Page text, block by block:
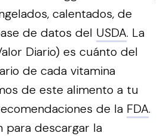
calentados, de
de datos del USDA. La
Diario) es cuánto del
de cada vitamina
de este alimento a tu
de la FDA.
para descargar la